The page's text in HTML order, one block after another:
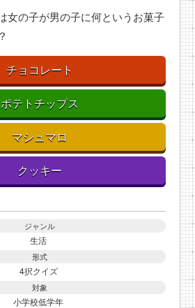
女の子が男の子に何というお菓子
チョコレート
ポテトチップス
マシュマロ
クッキー
ジャンル
生活
形式
4択クイズ
対象
小学校低学年